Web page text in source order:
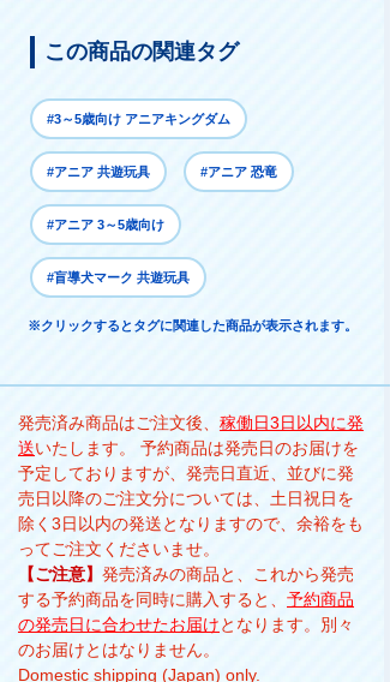
この商品の関連タグ
#3～5歳向け アニアキングダム
#アニア 共遊玩具 #アニア 恐竜
#アニア 3～5歳向け
#盲導犬マーク 共遊玩具
※クリックするとタグに関連した商品が表示されます。
発売済み商品はご注文後、 稼働日3日以内に発
送いたします。 予約商品は発売日のお届けを
予定しておりますが、発売日直近、並びに発
売日以降のご注文分については、土日祝日を
除く3日以内の発送となりますので、余裕をも
ってご注文くださいませ。
【ご注意】 発売済みの商品と、これから発売
する予約商品を同時に購入すると、 予約商品
の発売日に合わせたお届けとなります。別々
のお届けとはなりません。
Domestic shipping (Japan) only.